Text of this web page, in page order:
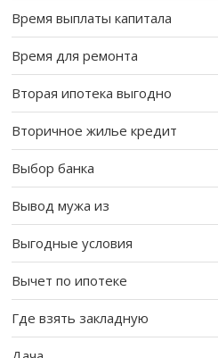
Время выплаты капитала
Время для ремонта
Вторая ипотека выгодно
Вторичное жилье кредит
Выбор банка
Вывод мужа из
Выгодные условия
Вычет по ипотеке
Где взять закладную